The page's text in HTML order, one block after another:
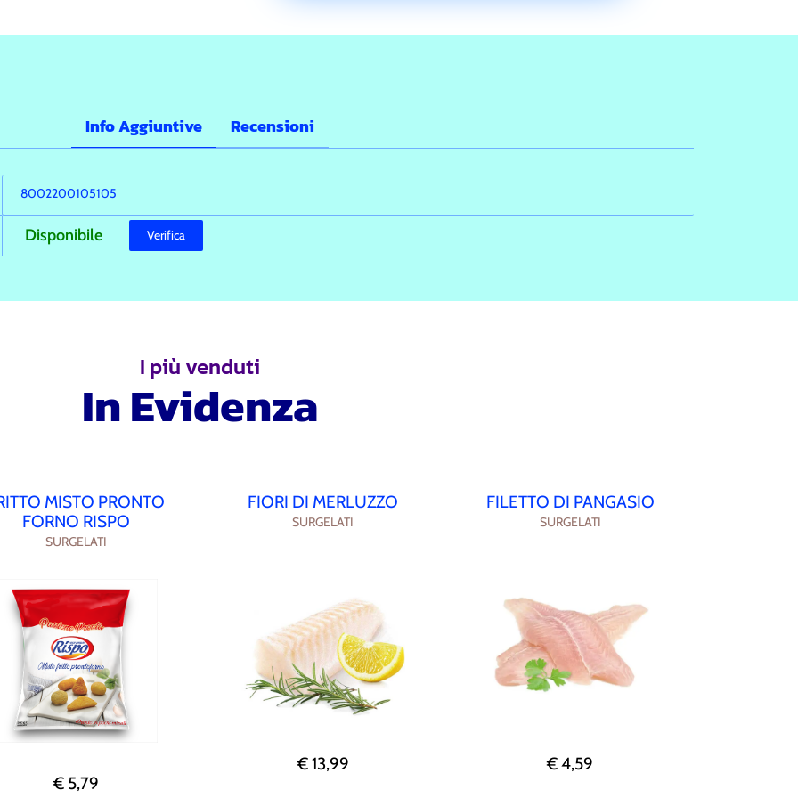
Info Aggiuntive Recensioni
8002200105105
Verifica
Disponibile
I più venduti
In Evidenza
MISTO PRONTO
FORNO RISPO
SURGELATI
€ 5,79
FIORI DI MERLUZZO
SURGELATI
€ 13,99
FILETTO DI PANGASIO
SURGELATI
€ 4,59